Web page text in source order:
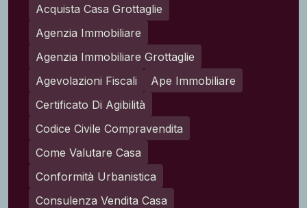
Acquista Casa Grottaglie
Agenzia Immobiliare
Agenzia Immobiliare Grottaglie
Agevolazioni Fiscali
Ape Immobiliare
Certificato Di Agibilità
Codice Civile Compravendita
Come Valutare Casa
Conformità Urbanistica
Consulenza Vendita Casa